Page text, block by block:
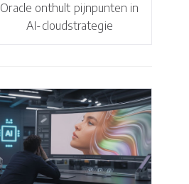
Oracle onthult pijnpunten in
AI-cloudstrategie